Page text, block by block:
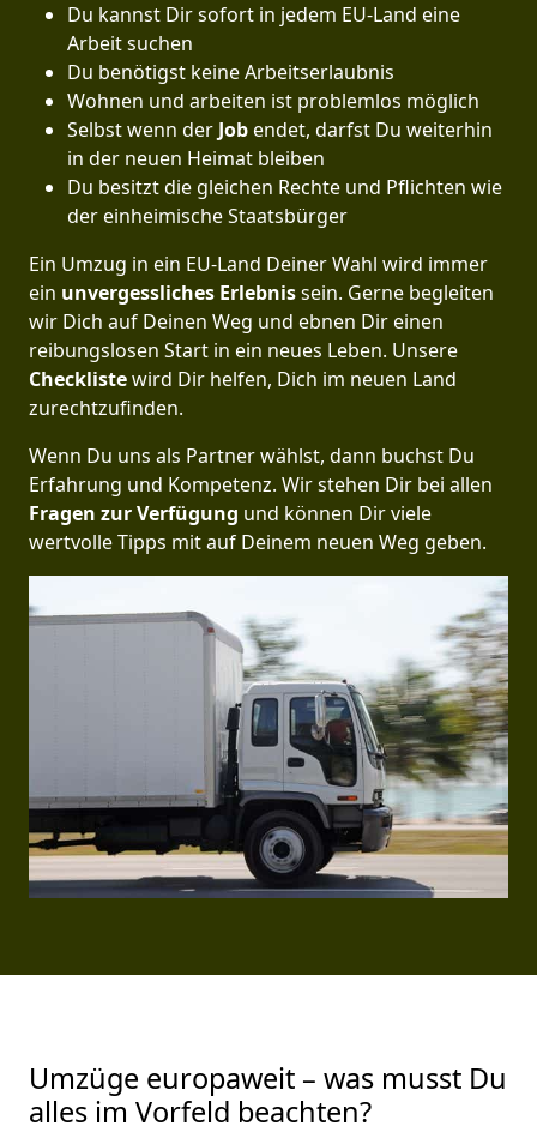
Du kannst Dir sofort in jedem EU-Land eine
Arbeit suchen
Du benötigst keine Arbeitserlaubnis
Wohnen und arbeiten ist problemlos möglich
Selbst wenn der Jobendet, darfst Du weiterhin
in der neuen Heimat bleiben
Du besitzt die gleichen Rechte und Pflichten wie
der einheimische Staatsbürger
Ein Umzug in ein EU-Land Deiner Wahl wird immer
ein unvergessliches Erlebnissein. Gerne begleiten
wir Dich auf Deinen Weg und ebnen Dir einen
reibungslosen Start in ein neues Leben. Unsere
Checklistewird Dir helfen, Dich im neuen Land
zurechtzufinden.
Wenn Du uns als Partner wählst, dann buchst Du
Erfahrung und Kompetenz. Wir stehen Dir bei allen
Fragen zur Verfügung und können Dir viele
wertvolle Tipps mit auf Deinem neuen Weg geben.
Umzüge europaweit – was musst Du
alles im Vorfeld beachten?